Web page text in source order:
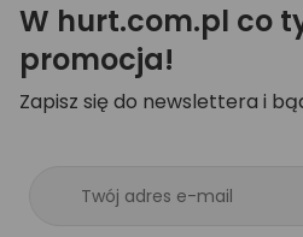
W hurt.com.pl co
promocja!
Zapisz się do newslettera i